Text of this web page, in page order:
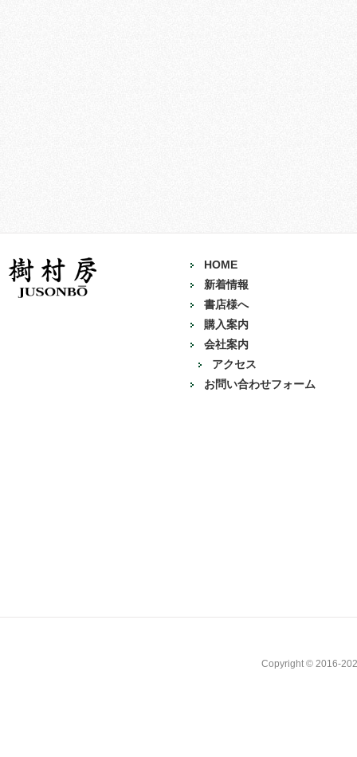
HOME
新着情報
書店様へ
購入案内
会社案内
アクセス
お問い合わせフォーム
Copyright © 2016-